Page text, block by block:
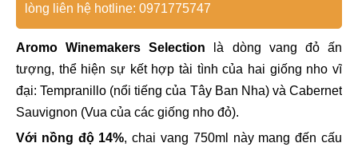
lòng liên hệ hotline: 0971775747
Aromo Winemakers Selection là dòng vang đỏ ấn
tượng, thể hiện sự kết hợp tài tình của hai giống nho vĩ
đại: Tempranillo (nổi tiếng của Tây Ban Nha) và Cabernet
Sauvignon (Vua của các giống nho đỏ).
Với nồng độ 14%, chai vang 750ml này mang đến cấu